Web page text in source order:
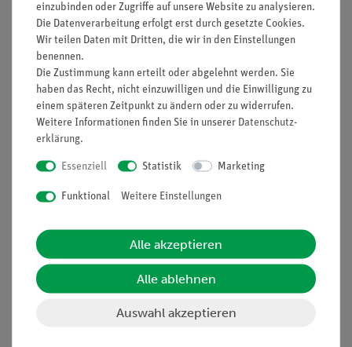
Nach oben
Informationen
Unternehmen
Projekte und Lösungen
Stellenangebote
Kontakt
Hinweisgeberschutz
Datenschutz
Service
Übersicht Service
Beratung & Showroom
Inbetriebnahme & Schulungen
einzubinden oder Zugriffe auf unsere Website zu analysieren.
Die Datenverarbeitung erfolgt erst durch gesetzte Cookies.
Wir teilen Daten mit Dritten, die wir in den Einstellungen
benennen.
Die Zustimmung kann erteilt oder abgelehnt werden. Sie
haben das Recht, nicht einzuwilligen und die Einwilligung zu
einem späteren Zeitpunkt zu ändern oder zu widerrufen.
Weitere Informationen finden Sie in unserer Daten­schutz­
erklärung.
Essenziell Statistik Marketing
Funktional Weitere Einstellungen
Alle akzeptieren
Alle ablehnen
Auswahl akzeptieren